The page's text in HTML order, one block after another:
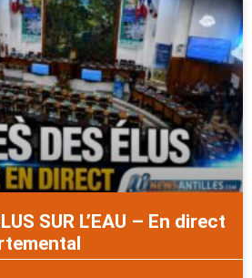
SUR L’EAU – En direct